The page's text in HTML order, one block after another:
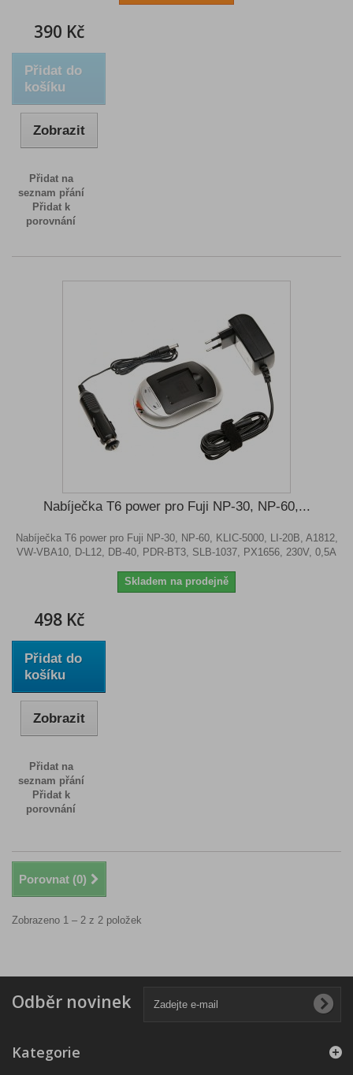
390 Kč
Přidat do
košíku
Zobrazit
Přidat na
seznam přání
Přidat k
porovnání
Nabíječka T6 power pro Fuji NP-30, NP-60,...
Nabíječka T6 power pro Fuji NP-30, NP-60, KLIC-5000, LI-20B, A1812,
VW-VBA10, D-L12, DB-40, PDR-BT3, SLB-1037, PX1656, 230V, 0,5A
Skladem na prodejně
498 Kč
Přidat do
košíku
Zobrazit
Přidat na
seznam přání
Přidat k
porovnání
Porovnat (0)
Zobrazeno 1 – 2 z 2 položek
Odběr novinek
Kategorie